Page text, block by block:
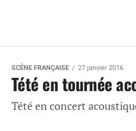
SCÈNE FRANÇAISE 27 janvier 2016
Tété en tournée
Tété en concert